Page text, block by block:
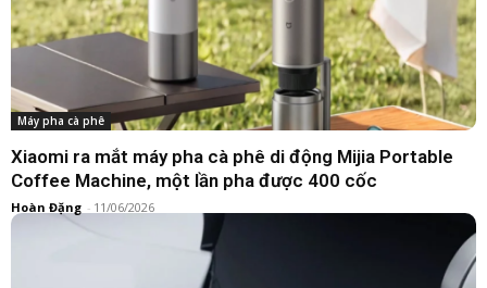
Máy pha cà phê
Xiaomi ra mắt máy pha cà phê di động Mijia Portable
Coffee Machine, một lần pha được 400 cốc
Hoàn Đặng - 11/06/2026